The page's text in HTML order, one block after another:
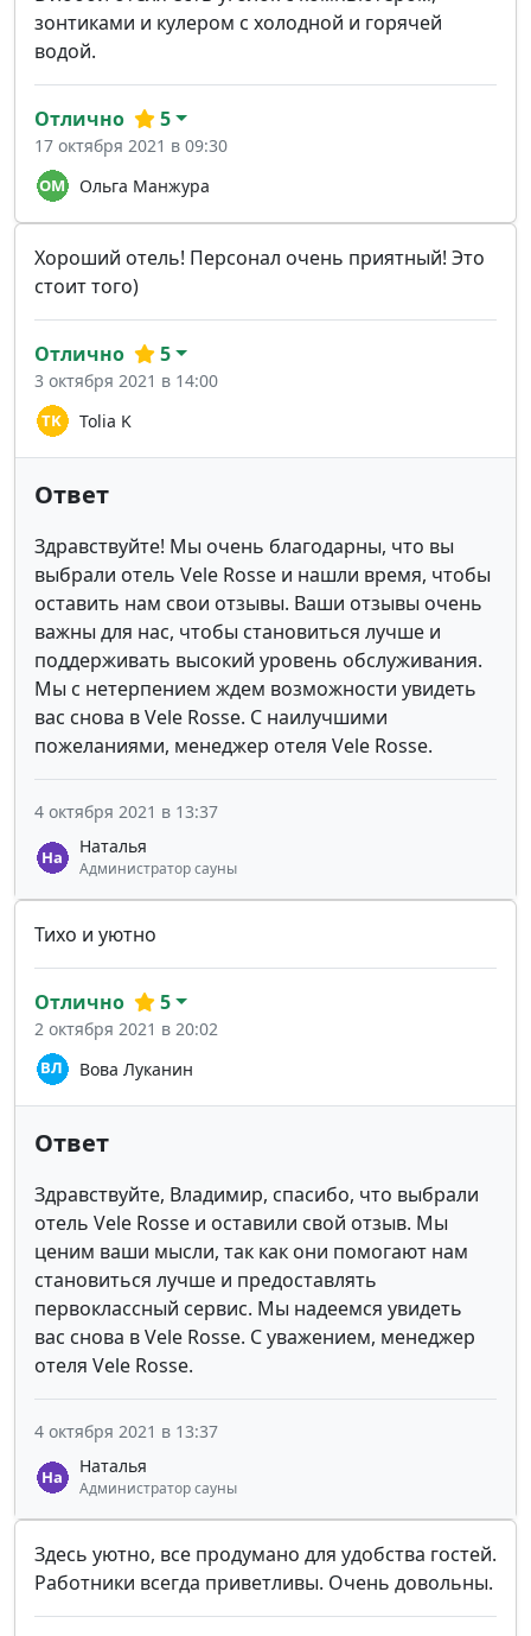
зонтиками и кулером с холодной и горячей
водой.
Ольга Манжура
Отлично 5
17 октября 2021 в 09:30
Хороший отель! Персонал очень приятный! Это
стоит того)
Tolia K
Отлично 5
3 октября 2021 в 14:00
Ответ
Здравствуйте! Мы очень благодарны, что вы
выбрали отель Vele Rosse и нашли время, чтобы
оставить нам свои отзывы. Ваши отзывы очень
важны для нас, чтобы становиться лучше и
поддерживать высокий уровень обслуживания.
Мы с нетерпением ждем возможности увидеть
вас снова в Vele Rosse. С наилучшими
пожеланиями, менеджер отеля Vele Rosse.
Наталья
Администратор сауны
4 октября 2021 в 13:37
Тихо и уютно
Вова Луканин
Отлично 5
2 октября 2021 в 20:02
Ответ
Здравствуйте, Владимир, спасибо, что выбрали
отель Vele Rosse и оставили свой отзыв. Мы
ценим ваши мысли, так как они помогают нам
становиться лучше и предоставлять
первоклассный сервис. Мы надеемся увидеть
вас снова в Vele Rosse. С уважением, менеджер
отеля Vele Rosse.
Наталья
Администратор сауны
4 октября 2021 в 13:37
Здесь уютно, все продумано для удобства гостей.
Работники всегда приветливы. Очень довольны.